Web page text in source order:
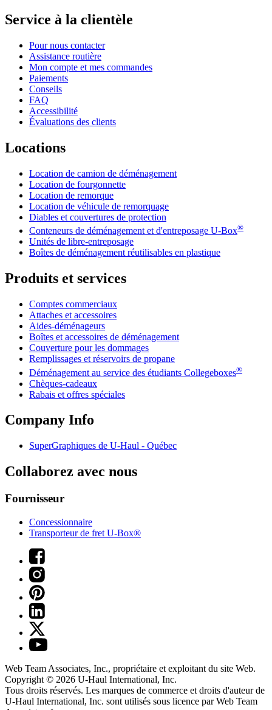
Service à la clientèle
Pour nous contacter
Assistance routière
Mon compte et mes commandes
Paiements
Conseils
FAQ
Accessibilité
Évaluations des clients
Locations
Location de camion de déménagement
Location de fourgonnette
Location de remorque
Location de véhicule de remorquage
Diables et couvertures de protection
Conteneurs de déménagement et d'entreposage U-Box®
Unités de libre-entreposage
Boîtes de déménagement réutilisables en plastique
Produits et services
Comptes commerciaux
Attaches et accessoires
Aides-déménageurs
Boîtes et accessoires de déménagement
Couverture pour les dommages
Remplissages et réservoirs de propane
Déménagement au service des étudiants Collegeboxes®
Chèques-cadeaux
Rabais et offres spéciales
Company Info
SuperGraphiques de U-Haul - Québec
Collaborez avec nous
Fournisseur
Concessionnaire
Transporteur de fret U-Box®
Web Team Associates, Inc., propriétaire et exploitant du site Web.
Copyright © 2026 U-Haul International, Inc.
Tous droits réservés. Les marques de commerce et droits d'auteur de
U-Haul International, Inc. sont utilisés sous licence par Web Team